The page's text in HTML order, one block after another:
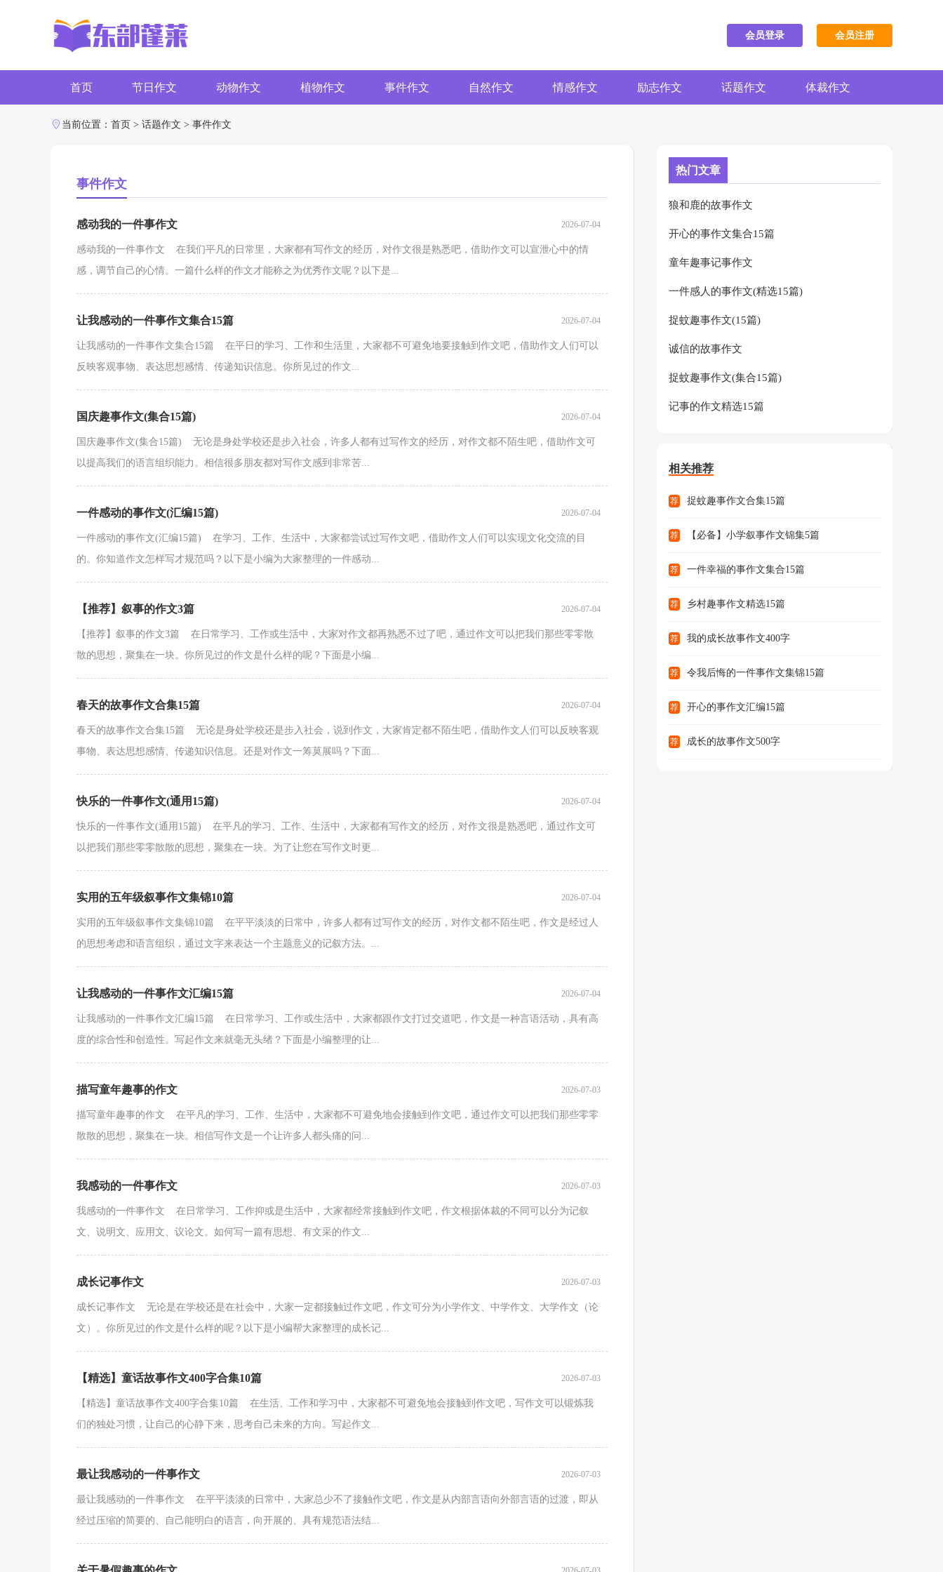
会员登录 会员注册
首页 节日作文 动物作文 植物作文 事件作文 自然作文 情感作文 励志作文 话题作文 体裁作文
字数作文 写作素材
当前位置： 首页 > 话题作文 > 事件作文
事件作文
感动我的一件事作文 2026-07-04
感动我的一件事作文 在我们平凡的日常里，大家都有写作文的经历，对作文很是熟悉吧，借助作文可以宣泄心中的情
感，调节自己的心情。一篇什么样的作文才能称之为优秀作文呢？以下是...
让我感动的一件事作文集合15篇 2026-07-04
让我感动的一件事作文集合15篇 在平日的学习、工作和生活里，大家都不可避免地要接触到作文吧，借助作文人们可以
反映客观事物、表达思想感情、传递知识信息。你所见过的作文...
国庆趣事作文(集合15篇) 2026-07-04
国庆趣事作文(集合15篇) 无论是身处学校还是步入社会，许多人都有过写作文的经历，对作文都不陌生吧，借助作文可
以提高我们的语言组织能力。相信很多朋友都对写作文感到非常苦...
一件感动的事作文(汇编15篇) 2026-07-04
一件感动的事作文(汇编15篇) 在学习、工作、生活中，大家都尝试过写作文吧，借助作文人们可以实现文化交流的目
的。你知道作文怎样写才规范吗？以下是小编为大家整理的一件感动...
【推荐】叙事的作文3篇 2026-07-04
【推荐】叙事的作文3篇 在日常学习、工作或生活中，大家对作文都再熟悉不过了吧，通过作文可以把我们那些零零散
散的思想，聚集在一块。你所见过的作文是什么样的呢？下面是小编...
春天的故事作文合集15篇 2026-07-04
春天的故事作文合集15篇 无论是身处学校还是步入社会，说到作文，大家肯定都不陌生吧，借助作文人们可以反映客观
事物、表达思想感情、传递知识信息。还是对作文一筹莫展吗？下面...
快乐的一件事作文(通用15篇) 2026-07-04
快乐的一件事作文(通用15篇) 在平凡的学习、工作、生活中，大家都有写作文的经历，对作文很是熟悉吧，通过作文可
以把我们那些零零散散的思想，聚集在一块。为了让您在写作文时更...
实用的五年级叙事作文集锦10篇 2026-07-04
实用的五年级叙事作文集锦10篇 在平平淡淡的日常中，许多人都有过写作文的经历，对作文都不陌生吧，作文是经过人
的思想考虑和语言组织，通过文字来表达一个主题意义的记叙方法。...
让我感动的一件事作文汇编15篇 2026-07-04
让我感动的一件事作文汇编15篇 在日常学习、工作或生活中，大家都跟作文打过交道吧，作文是一种言语活动，具有高
度的综合性和创造性。写起作文来就毫无头绪？下面是小编整理的让...
描写童年趣事的作文 2026-07-03
描写童年趣事的作文 在平凡的学习、工作、生活中，大家都不可避免地会接触到作文吧，通过作文可以把我们那些零零
散散的思想，聚集在一块。相信写作文是一个让许多人都头痛的问...
我感动的一件事作文 2026-07-03
我感动的一件事作文 在日常学习、工作抑或是生活中，大家都经常接触到作文吧，作文根据体裁的不同可以分为记叙
文、说明文、应用文、议论文。如何写一篇有思想、有文采的作文...
成长记事作文 2026-07-03
成长记事作文 无论是在学校还是在社会中，大家一定都接触过作文吧，作文可分为小学作文、中学作文、大学作文（论
文）。你所见过的作文是什么样的呢？以下是小编帮大家整理的成长记...
【精选】童话故事作文400字合集10篇 2026-07-03
【精选】童话故事作文400字合集10篇 在生活、工作和学习中，大家都不可避免地会接触到作文吧，写作文可以锻炼我
们的独处习惯，让自己的心静下来，思考自己未来的方向。写起作文...
最让我感动的一件事作文 2026-07-03
最让我感动的一件事作文 在平平淡淡的日常中，大家总少不了接触作文吧，作文是从内部言语向外部言语的过渡，即从
经过压缩的简要的、自己能明白的语言，向开展的、具有规范语法结...
热门文章
狼和鹿的故事作文
开心的事作文集合15篇
童年趣事记事作文
一件感人的事作文(精选15篇)
捉蚊趣事作文(15篇)
诚信的故事作文
捉蚊趣事作文(集合15篇)
记事的作文精选15篇
相关推荐
荐 捉蚊趣事作文合集15篇
荐 【必备】小学叙事作文锦集5篇
荐 一件幸福的事作文集合15篇
荐 乡村趣事作文精选15篇
荐 我的成长故事作文400字
荐 令我后悔的一件事作文集锦15篇
荐 开心的事作文汇编15篇
荐 成长的故事作文500字